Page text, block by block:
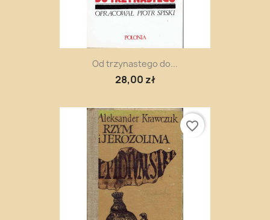
Od trzynastego do...
28,00 zł
favorite_border